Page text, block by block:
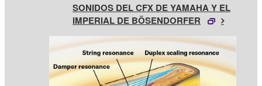
SONIDOS DEL CFX DE YAMAHA Y EL
IMPERIAL DE BÖSENDORFER